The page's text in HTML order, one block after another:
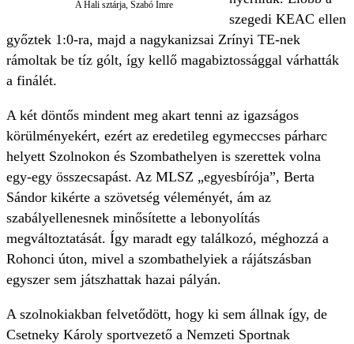
A Hali sztárja, Szabó Imre
szegedi KEAC ellen
győztek 1:0-ra, majd a nagykanizsai Zrínyi TE-nek
rámoltak be tíz gólt, így kellő magabiztossággal várhatták
a finálét.
A két döntős mindent meg akart tenni az igazságos
körülményekért, ezért az eredetileg egymeccses párharc
helyett Szolnokon és Szombathelyen is szerettek volna
egy-egy összecsapást. Az MLSZ „egyesbírója”, Berta
Sándor kikérte a szövetség véleményét, ám az
szabályellenesnek minősítette a lebonyolítás
megváltoztatását. Így maradt egy találkozó, méghozzá a
Rohonci úton, mivel a szombathelyiek a rájátszásban
egyszer sem játszhattak hazai pályán.
A szolnokiakban felvetődött, hogy ki sem állnak így, de
Csetneky Károly sportvezető a Nemzeti Sportnak